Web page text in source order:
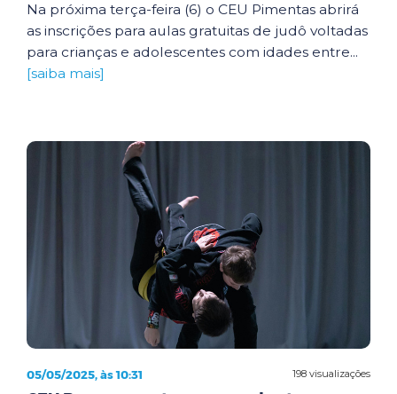
Na próxima terça-feira (6) o CEU Pimentas abrirá
as inscrições para aulas gratuitas de judô voltadas
para crianças e adolescentes com idades entre...
[saiba mais]
198 visualizações
05/05/2025, às 10:31